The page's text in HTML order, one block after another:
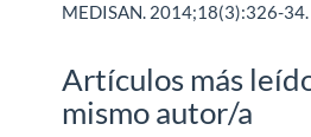
MEDISAN. 2014;18(3):326-34.
Artículos más
mismo autor/a